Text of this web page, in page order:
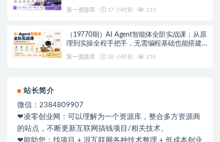
第一资源库 17 小时前 115
（19770期）AI Agent智能体全阶实战课；从原
理到实操全程手把手，无需编程基础也能搭建
第一资源库 18 小时前 259
站长简介
微信：2384809907
❤凌零创业网：可以理解为一个资源库，整合多方资源商
的站点，不断更新互联网搞钱项目/相关技术。
❤能助您：找项目 + 混互联网各种技术整理 + 低成本创业